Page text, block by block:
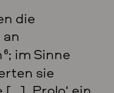
die
6; im Sinne
sie